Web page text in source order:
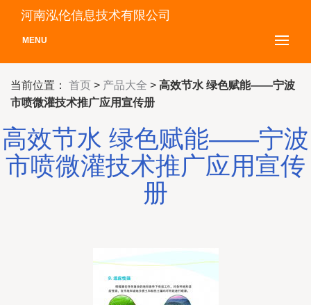
河南泓伦信息技术有限公司
MENU
当前位置： 首页 > 产品大全 > 高效节水 绿色赋能——宁波
市喷微灌技术推广应用宣传册
高效节水 绿色赋能——宁波
市喷微灌技术推广应用宣传
册